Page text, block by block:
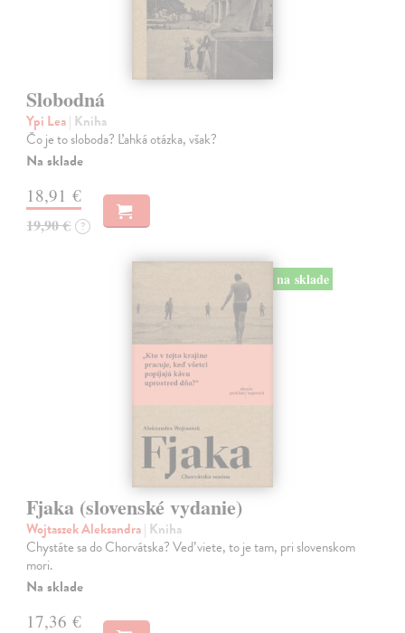
Slobodná
Ypi Lea| Kniha
Čo je to sloboda? Ľahká otázka, však?
Na sklade
18,91 €
19,90 € ?
na sklade
Fjaka (slovenské vydanie)
Wojtaszek Aleksandra| Kniha
Chystáte sa do Chorvátska? Veď viete, to je tam, pri slovenskom
mori.
Na sklade
17,36 €